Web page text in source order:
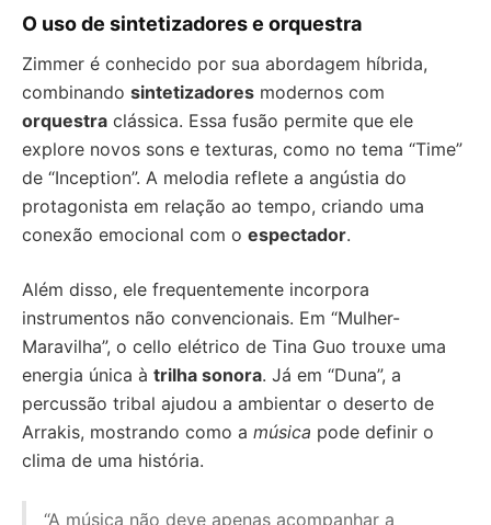
O uso de sintetizadores e orquestra
Zimmer é conhecido por sua abordagem híbrida,
combinando sintetizadores modernos com
orquestra clássica. Essa fusão permite que ele
explore novos sons e texturas, como no tema “Time”
de “Inception”. A melodia reflete a angústia do
protagonista em relação ao tempo, criando uma
conexão emocional com o espectador.
Além disso, ele frequentemente incorpora
instrumentos não convencionais. Em “Mulher-
Maravilha”, o cello elétrico de Tina Guo trouxe uma
energia única à trilha sonora. Já em “Duna”, a
percussão tribal ajudou a ambientar o deserto de
Arrakis, mostrando como a música pode definir o
clima de uma história.
“A música não deve apenas acompanhar a